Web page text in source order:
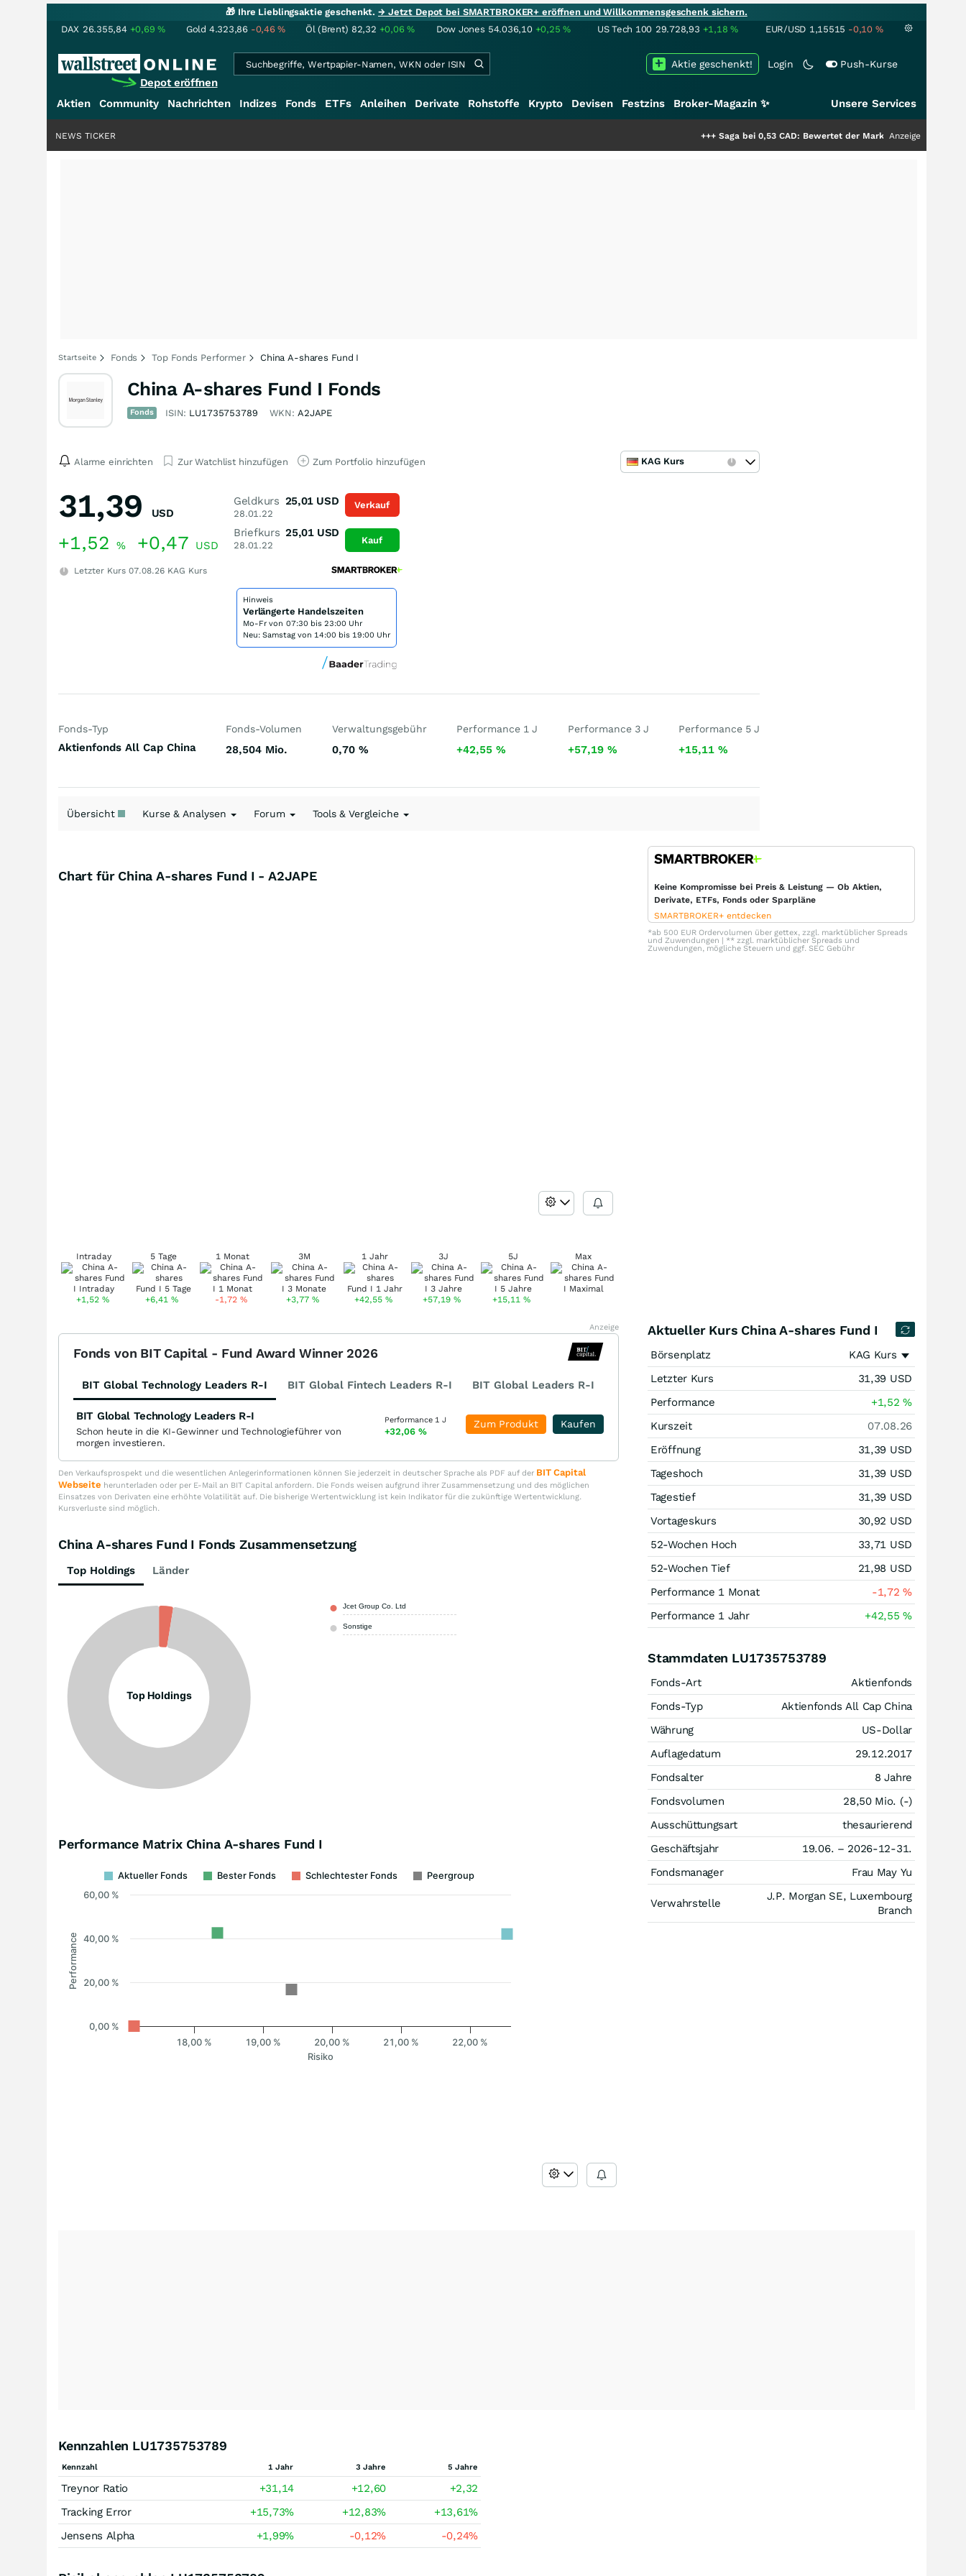
🎁 Ihre Lieblingsaktie geschenkt.→ Jetzt Depot bei SMARTBROKER+ eröffnen und Willkommensgeschenk sichern.
DAX 26.355,84 +0,69% Gold 4.323,86 -0,46% Öl (Brent) 82,32 +0,06% Dow Jones 54.036,10 +0,25% US Tech 100 29.728,93 +1,18% EUR/USD 1,15515 -0,10 %
Depot eröffnen
Login Push-Kurse
Aktie geschenkt!
Aktien Community Nachrichten Indizes Fonds ETFs Anleihen Derivate Rohstoffe Krypto Devisen Festzins Broker-Magazin ✨ Unsere Services
Saga bei 0,53 CAD: Bewertet der Markt noch immer nur die Hälfte
Anzeige
NEWS TICKER
Startseite Fonds Top Fonds Performer China A-shares Fund I
China A-shares Fund I Fonds
Fonds ISIN: LU1735753789 WKN: A2JAPE
Alarme einrichten Zur Watchlist hinzufügen Zum Portfolio hinzufügen KAG Kurs
31,39 USD
+1,52 % +0,47 USD
Letzter Kurs 07.08.26 KAG Kurs
Geldkurs
28.01.22
25,01 USD
Briefkurs
28.01.22
25,01 USD
Verkauf
Kauf
Hinweis
Verlängerte Handelszeiten
Mo-Fr von 07:30 bis 23:00 Uhr
Neu: Samstag von 14:00 bis 19:00 Uhr
Fonds-Typ
Aktienfonds All Cap China
Fonds-Volumen
28,504 Mio.
Verwaltungsgebühr
0,70 %
Performance 1 J
+42,55%
Performance 3 J
+57,19 %
Performance 5 J
+15,11 %
Übersicht Kurse & Analysen Forum Tools & Vergleiche
Chart für China A-shares Fund I - A2JAPE
Intraday
+1,52 %
5 Tage
+6,41%
1 Monat
-1,72 %
3M
+3,77%
1 Jahr
+42,55 %
3J
+57,19%
5J
+15,11%
Max
Keine Kompromisse bei Preis & Leistung — Ob Aktien,
Derivate, ETFs, Fonds oder Sparpläne
SMARTBROKER+ entdecken
*ab 500 EUR Ordervolumen über gettex, zzgl. marktüblicher Spreads
und Zuwendungen | ** zzgl. marktüblicher Spreads und
Zuwendungen, mögliche Steuern und ggf. SEC Gebühr
Anzeige
Fonds von BIT Capital - Fund Award Winner 2026
BIT Global Technology Leaders R-I BIT Global Fintech Leaders R-I BIT Global Leaders R-I
BIT Global Technology Leaders R-I
Schon heute in die KI-Gewinner und Technologieführer von
morgen investieren.
Performance 1 J
+32,06 %
Kaufen
Zum Produkt
Den Verkaufsprospekt und die wesentlichen Anlegerinformationen können Sie jederzeit in deutscher Sprache als PDF auf der BIT Capital
Webseite herunterladen oder per E-Mail an BIT Capital anfordern. Die Fonds weisen aufgrund ihrer Zusammensetzung und des möglichen
Einsatzes von Derivaten eine erhöhte Volatilität auf. Die bisherige Wertentwicklung ist kein Indikator für die zukünftige Wertentwicklung.
Kursverluste sind möglich.
China A-shares Fund I Fonds Zusammensetzung
Top Holdings Länder
Top Holdings
Jcet Group Co. Ltd
Sonstige
Performance Matrix China A-shares Fund I
Risiko
Performance
Aktueller Fonds Bester Fonds Schlechtester Fonds Peergroup
18,00 % 19,00 % 20,00 % 21,00 % 22,00 %
0,00 %
20,00 %
40,00 %
60,00 %
Aktueller Kurs China A-shares Fund I
Börsenplatz
KAG Kurs
Letzter Kurs
31,39 USD
Performance
+1,52%
Kurszeit
07.08.26
Eröffnung
31,39 USD
Tageshoch
31,39 USD
Tagestief
31,39 USD
Vortageskurs
30,92 USD
52-Wochen Hoch
33,71 USD
52-Wochen Tief
21,98 USD
Performance 1 Monat
-1,72%
Performance 1 Jahr
+42,55%
Stammdaten LU1735753789
Fonds-Art
Aktienfonds
Fonds-Typ
Aktienfonds All Cap China
Währung
US-Dollar
Auflagedatum
29.12.2017
Fondsalter
8 Jahre
Fondsvolumen
28,50 Mio. (-)
Ausschüttungsart
thesaurierend
Geschäftsjahr
19.06. – 2026-12-31.
Fondsmanager
Frau May Yu
Verwahrstelle
J.P. Morgan SE, Luxembourg
Branch
Kennzahlen LU1735753789
Kennzahl 1 Jahr 3 Jahre 5 Jahre
Treynor Ratio +31,14 +12,60
+2,32
Tracking Error
+15,73% +12,83% +13,61%
Jensens Alpha
+1,99% -0,12% -0,24%